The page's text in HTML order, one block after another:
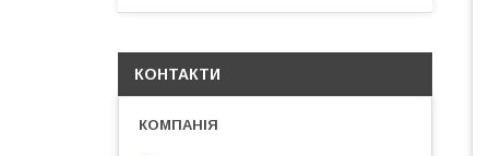
КОНТАКТИ